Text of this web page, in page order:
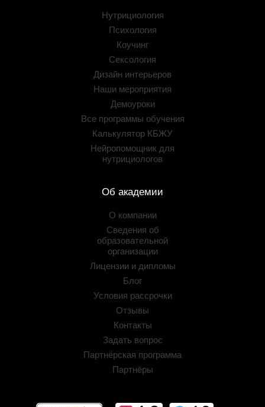
Нутрициология
Психология
Коучинг
Сексология
Дизайн интерьеров
Наши мероприятия
Демоуроки
Все программы обучения
Калькулятор КБЖУ
Нейропомощник для
нутрициологов
Об академии
О компании
Сведения об
образовательной
организации
Лицензии и дипломы
Блог
Условия рассрочки
Отзывы
Контакты
Задать вопрос
Партнёрская программа
Партнёры